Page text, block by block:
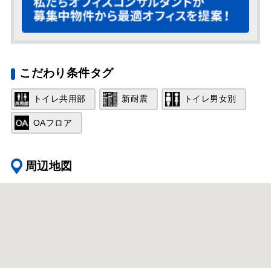
こだわり条件タグ
トイレ共用部 新耐震 トイレ男女別
OAフロア
周辺地図